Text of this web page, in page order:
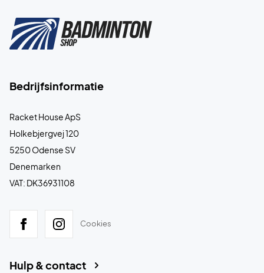
Bedrijfsinformatie
Racket House ApS
Holkebjergvej 120
5250 Odense SV
Denemarken
VAT: DK36931108
Cookies
Hulp & contact